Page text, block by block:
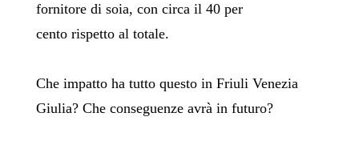
fornitore di soia, con circa il 40 per
cento rispetto al totale.
Che impatto ha tutto questo in Friuli Venezia
Giulia? Che conseguenze avrà in futuro?